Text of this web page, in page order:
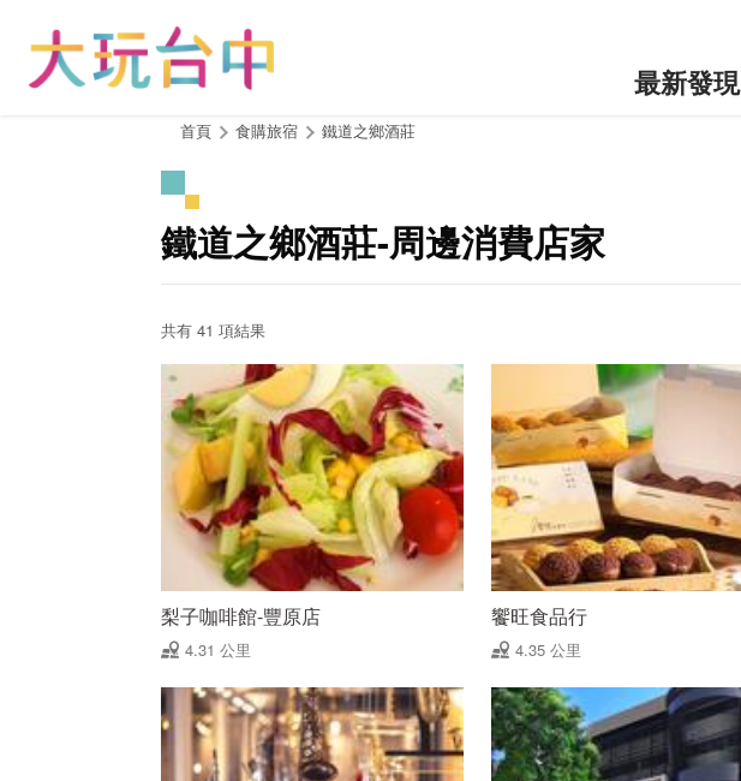
最新發現
首頁 食購旅宿 鐵道之鄉酒莊
鐵道之鄉酒莊-周邊消費店家
共有 41 項結果
梨子咖啡館-豐原店
4.31 公里
饗旺食品行
4.35 公里